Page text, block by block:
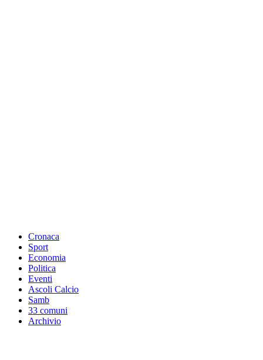
Cronaca
Sport
Economia
Politica
Eventi
Ascoli Calcio
Samb
33 comuni
Archivio